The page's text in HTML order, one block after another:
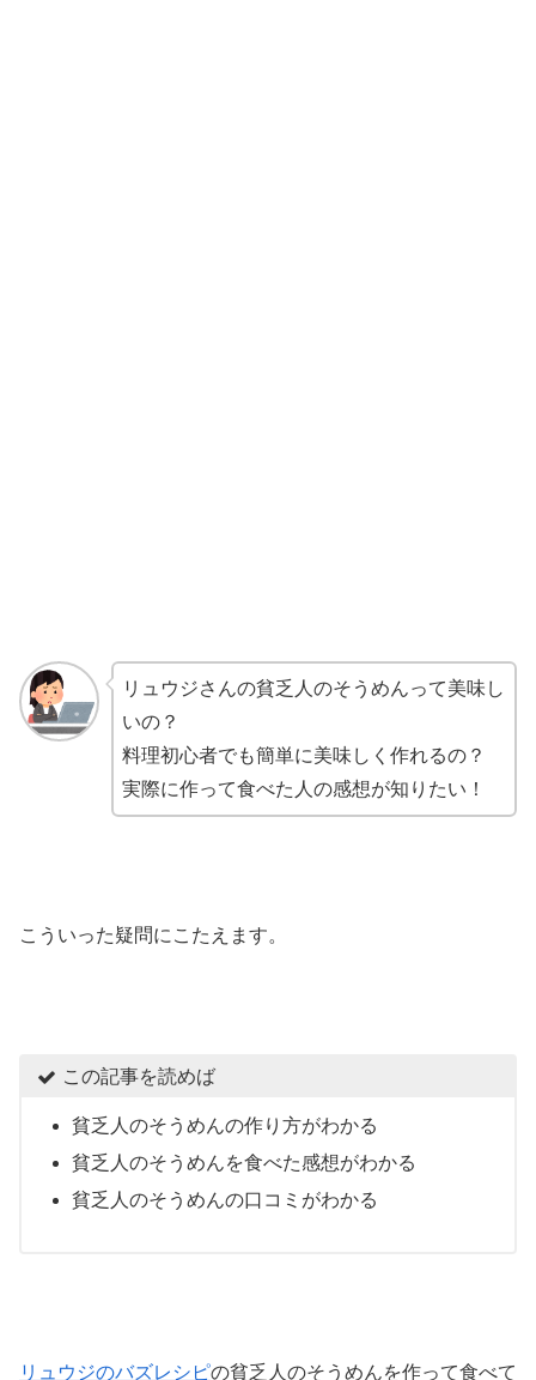
リュウジさんの貧乏人のそうめんって美味し
いの？
料理初心者でも簡単に美味しく作れるの？
実際に作って食べた人の感想が知りたい！
こういった疑問にこたえます。
この記事を読めば
貧乏人のそうめんの作り方がわかる
貧乏人のそうめんを食べた感想がわかる
貧乏人のそうめんの口コミがわかる
リュウジのバズレシピの貧乏人のそうめんを作って食べて